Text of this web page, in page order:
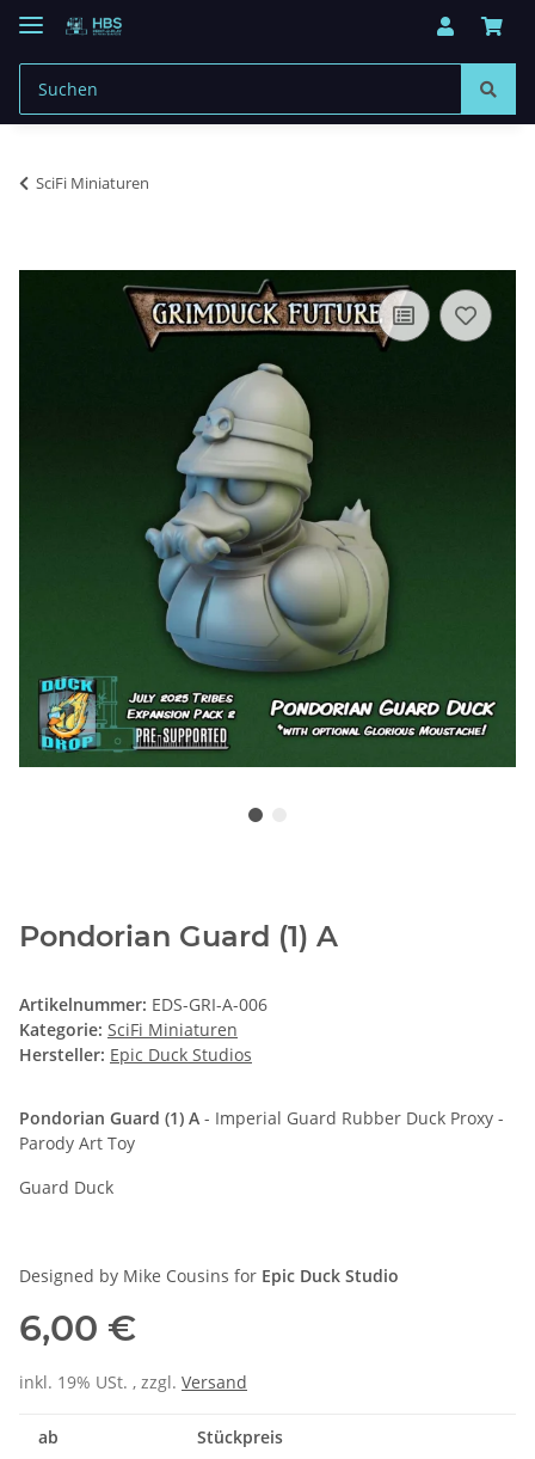
SciFi Miniaturen
Pondorian Guard (1) A
Artikelnummer: EDS-GRI-A-006
Kategorie: SciFi Miniaturen
Hersteller: Epic Duck Studios
Pondorian Guard (1) A - Imperial Guard Rubber Duck Proxy -
Parody Art Toy
Guard Duck
Designed by Mike Cousins for Epic Duck Studio
6,00 €
inkl. 19% USt. , zzgl. Versand
ab Stückpreis